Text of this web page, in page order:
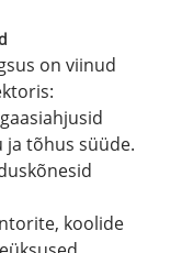
on viinud
ja tõhus süüde.
koolide